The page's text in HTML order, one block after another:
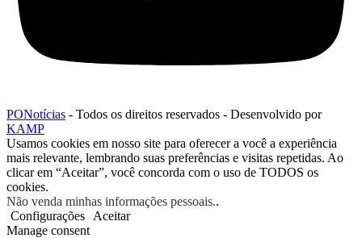
PONotícias - Todos os direitos reservados - Desenvolvido por
KAMP
Usamos cookies em nosso site para oferecer a você a experiência
mais relevante, lembrando suas preferências e visitas repetidas. Ao
clicar em “Aceitar”, você concorda com o uso de TODOS os
cookies.
Não venda minhas informações pessoais..
Configurações
Aceitar
Manage consent